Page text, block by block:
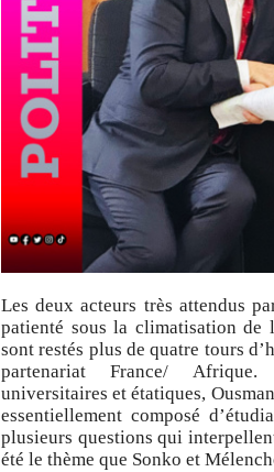
Les deux acteurs très attendus
patienté sous la climatisation de
sont restés plus de quatre tours
partenariat France/
universitaires et étatiques,
essentiellement composé
plusieurs questions qui
été le thème que Sonko et